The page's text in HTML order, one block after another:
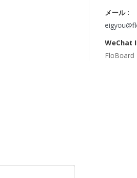
メール :
WeChat
FloBoard